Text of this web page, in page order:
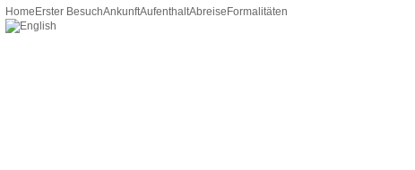
Home Erster BesuchAnkunftAufenthaltAbreise Formalitäten